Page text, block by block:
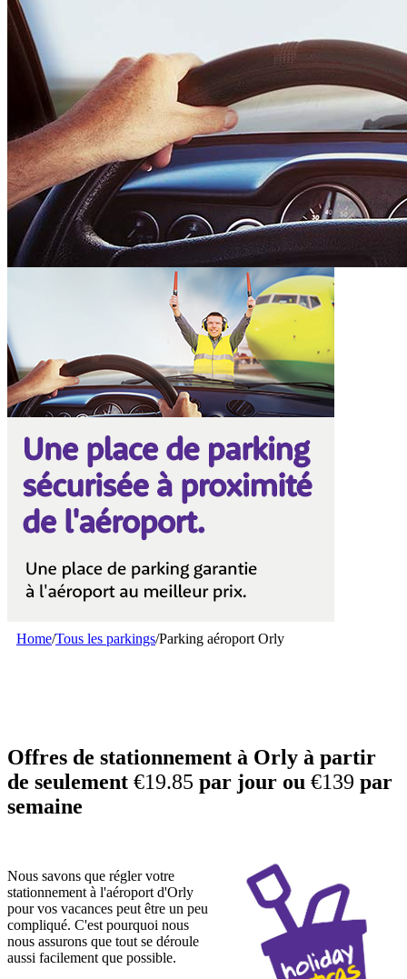
Home/Tous les parkings/Parking aéroport Orly
Offres de stationnement à Orly à partir
de seulement €19.85 par jour ou €139 par
semaine
Nous savons que régler votre
stationnement à l'aéroport d'Orly
pour vos vacances peut être un peu
compliqué. C'est pourquoi nous
nous assurons que tout se déroule
aussi facilement que possible.